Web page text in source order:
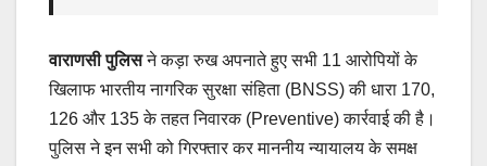
वाराणसी पुलिसने कड़ा रुख अपनाते हुए सभी 11 आरोपियों के
खिलाफ भारतीय नागरिक सुरक्षा संहिता (BNSS) की धारा 170,
126 और 135 के तहत निवारक (Preventive) कार्रवाई की है।
पुलिस ने इन सभी को गिरफ्तार कर माननीय न्यायालय के समक्ष